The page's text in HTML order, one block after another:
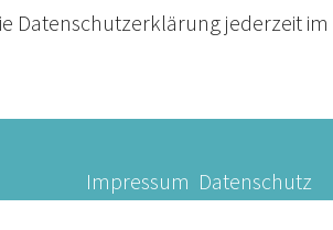
Datenschutzerklärung jederzeit
Impressum Datenschutz